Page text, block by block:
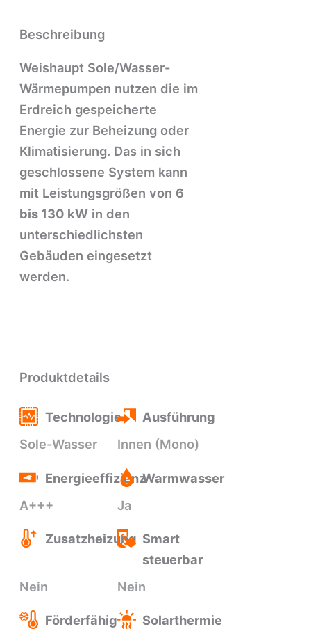
Beschreibung
Weishaupt Sole/Wasser-
Wärmepumpen nutzen die im
Erdreich gespeicherte
Energie zur Beheizung oder
Klimatisierung. Das in sich
geschlossene System kann
mit Leistungsgrößen von 6
bis 130 kW in den
unterschiedlichsten
Gebäuden eingesetzt
werden.
Produktdetails
Technologie
Sole-Wasser
Ausführung
Innen (Mono)
Energieeffizienz
A+++
Warmwasser
Ja
Zusatzheizung
Nein
Smart
steuerbar
Nein
Förderfähig
Solarthermie